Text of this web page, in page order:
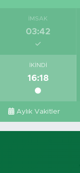
İMSAK
03:42
İKINDI
16:18
Aylık Vakitler